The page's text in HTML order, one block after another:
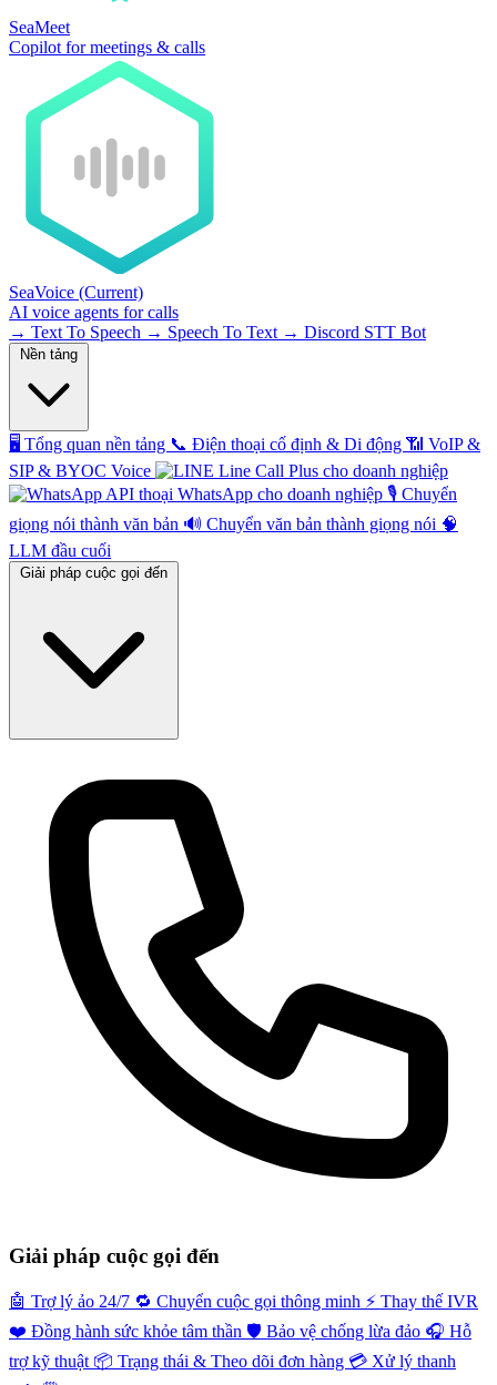
SeaMeet
Copilot for meetings & calls
SeaVoice (Current)
AI voice agents for calls
→ Text To Speech → Speech To Text → Discord STT Bot
🖥️ Tổng quan nền tảng 📞 Điện thoại cố định & Di động 📶 VoIP &
SIP & BYOC Voice
Line Call Plus cho doanh nghiệp
API thoại WhatsApp cho doanh nghiệp 🎙️ Chuyển
giọng nói thành văn bản 🔊 Chuyển văn bản thành giọng nói 🧠
LLM đầu cuối
Giải pháp cuộc gọi đến
🤖 Trợ lý ảo 24/7 🔁 Chuyển cuộc gọi thông minh ⚡️ Thay thế IVR
❤️ Đồng hành sức khỏe tâm thần 🛡️ Bảo vệ chống lừa đảo 🎧 Hỗ
trợ kỹ thuật 📦 Trạng thái & Theo dõi đơn hàng 💳 Xử lý thanh